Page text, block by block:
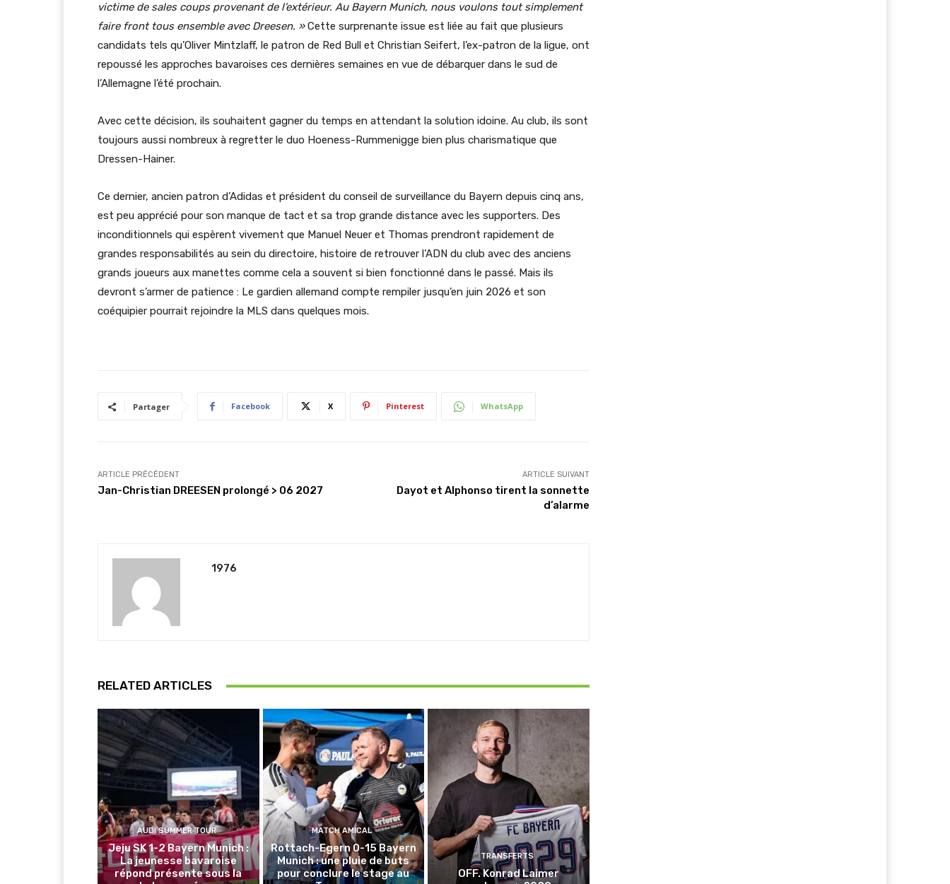
victime de sales coups provenant de l’extérieur. Au Bayern Munich, nous voulons tout simplement
faire front tous ensemble avec Dreesen. »Cette surprenante issue est liée au fait que plusieurs
candidats tels qu’Oliver Mintzlaff, le patron de Red Bull et Christian Seifert, l’ex-patron de la ligue, ont
repoussé les approches bavaroises ces dernières semaines en vue de débarquer dans le sud de
l’Allemagne l’été prochain.
Avec cette décision, ils souhaitent gagner du temps en attendant la solution idoine. Au club, ils sont
toujours aussi nombreux à regretter le duo Hoeness-Rummenigge bien plus charismatique que
Dressen-Hainer.
Ce dernier, ancien patron d’Adidas et président du conseil de surveillance du Bayern depuis cinq ans,
est peu apprécié pour son manque de tact et sa trop grande distance avec les supporters. Des
inconditionnels qui espèrent vivement que Manuel Neuer et Thomas prendront rapidement de
grandes responsabilités au sein du directoire, histoire de retrouver l’ADN du club avec des anciens
grands joueurs aux manettes comme cela a souvent si bien fonctionné dans le passé. Mais ils
devront s’armer de patience : Le gardien allemand compte rempiler jusqu’en juin 2026 et son
coéquipier pourrait rejoindre la MLS dans quelques mois.
Partager Facebook X Pinterest WhatsApp
ARTICLE PRÉCÉDENT
Jan-Christian DREESEN prolongé > 06 2027
ARTICLE SUIVANT
Dayot et Alphonso tirent la sonnette
d’alarme
1976
RELATED ARTICLES
AUDI SUMMER TOUR
Jeju SK 1-2 Bayern Munich :
La jeunesse bavaroise
répond présente sous la
MATCH AMICAL
Rottach-Egern 0-15 Bayern
Munich : une pluie de buts
pour conclure le stage au
TRANSFERTS
OFF. Konrad Laimer